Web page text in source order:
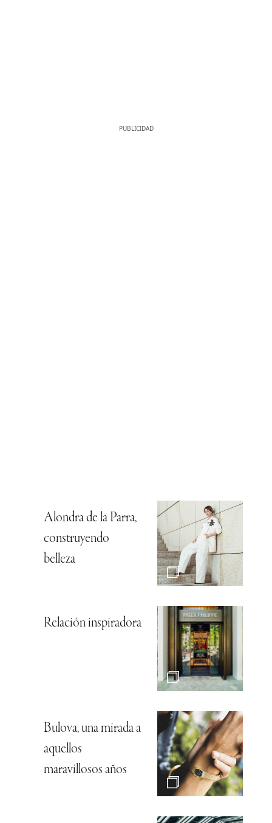
Alondra de la Parra,
construyendo
belleza
Relación inspiradora
Bulova, una mirada a
aquellos
maravillosos años